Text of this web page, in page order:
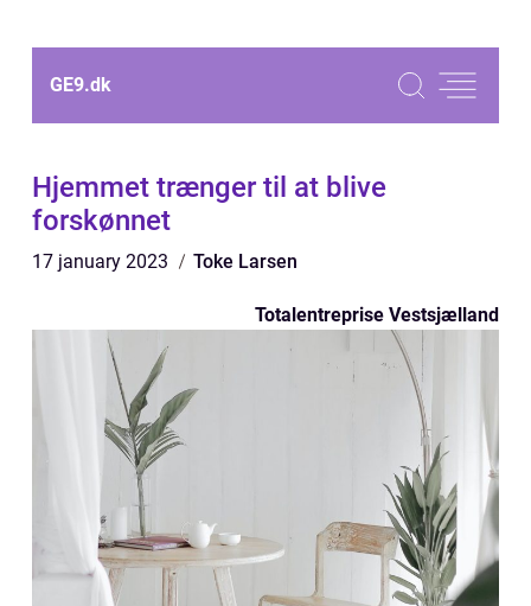
GE9.dk
Hjemmet trænger til at blive
forskønnet
17 january 2023 Toke Larsen
Totalentreprise Vestsjælland